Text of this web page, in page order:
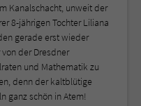
Kanalschacht, unweit der
8-jährigen Tochter Liliana
gerade erst wieder
der Dresdner
und Mathematik zu
denn der kaltblütige
ganz schön in Atem!